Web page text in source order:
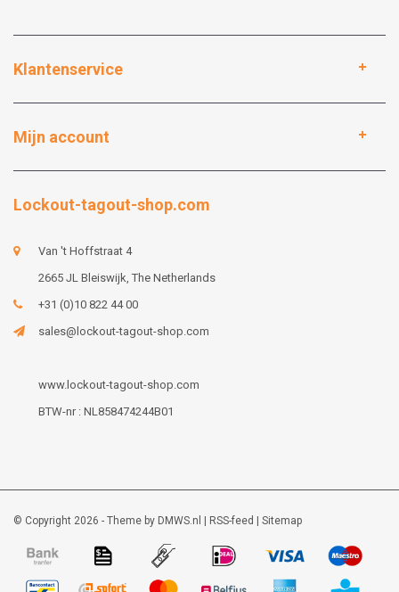
Klantenservice
Mijn account
Lockout-tagout-shop.com
Van 't Hoffstraat 4
2665 JL Bleiswijk, The Netherlands
+31 (0)10 822 44 00
sales@lockout-tagout-shop.com
www.lockout-tagout-shop.com
BTW-nr : NL858474244B01
© Copyright 2026 - Theme by DMWS.nl | RSS-feed | Sitemap